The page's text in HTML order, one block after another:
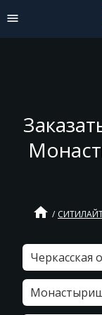
home
Черкасская